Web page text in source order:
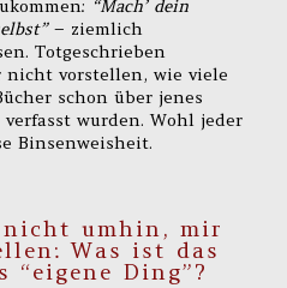
“Mach’ dein
– ziemlich
Totgeschrieben
vorstellen, wie viele
schon über jenes
verfasst wurden. Wohl jeder
Binsenweisheit.
nicht umhin, mir
Was ist das
Ding”?